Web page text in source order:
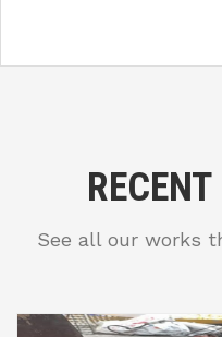
See all our works